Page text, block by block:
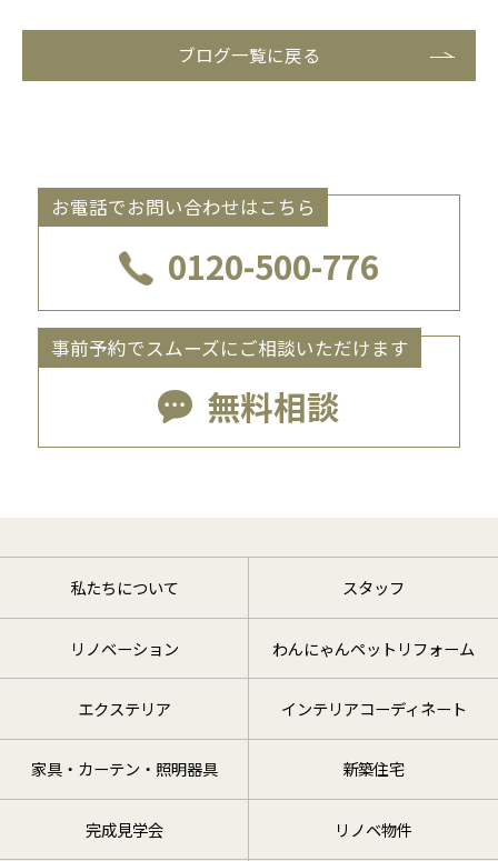
ブログ一覧に戻る
お電話でお問い合わせはこちら
0120-500-776
事前予約でスムーズにご相談いただけます
無料相談
私たちについて スタッフ
リノベーション わんにゃんペットリフォーム
エクステリア インテリアコーディネート
家具・カーテン・照明器具 新築住宅
完成見学会 リノベ物件